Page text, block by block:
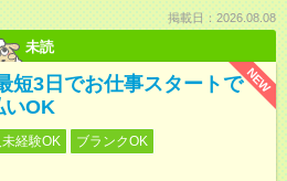
掲載日：2026.08.08
未読
NEW
短3日でお仕事スタートで
いOK
経験OK
ブランクOK